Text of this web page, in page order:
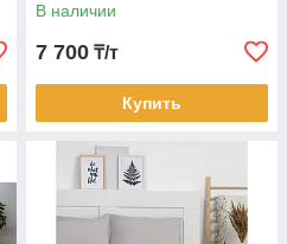
В наличии
7 700 ₸/т
Купить